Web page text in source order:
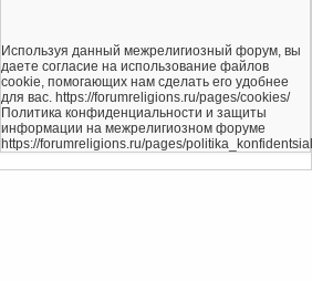
Используя данный межрелигиозный форум, вы
даете согласие на использование файлов
cookie, помогающих нам сделать его удобнее
для вас. https://forumreligions.ru/pages/cookies/
Политика конфиденциальности и защиты
информации на межрелигиозном форуме
https://forumreligions.ru/pages/